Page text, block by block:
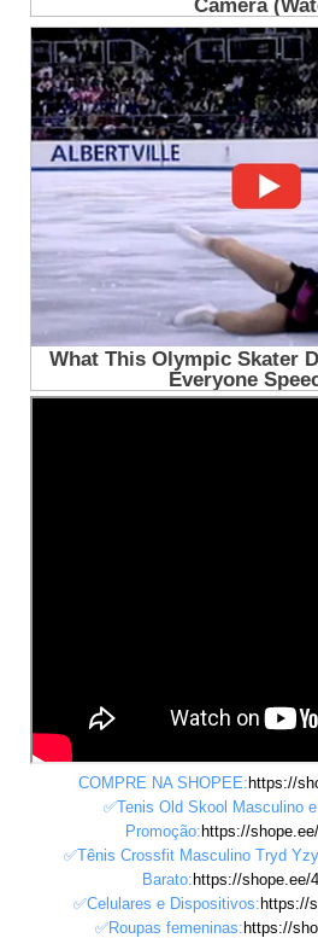
COMPRE NA SHOPEE:https://
✅Tenis Old Skool Masculino
Promoção:https://
✅Tênis Crossfit Masculino Tryd
Barato:https://shope.ee/
✅Celulares e Dispositivos:https://
✅Roupas femeninas:https://